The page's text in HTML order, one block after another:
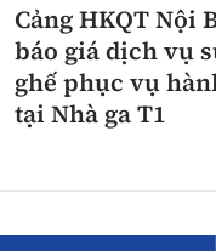
Cảng HKQT Nội
báo giá dịch vụ
ghế phục vụ
tại Nhà ga T1